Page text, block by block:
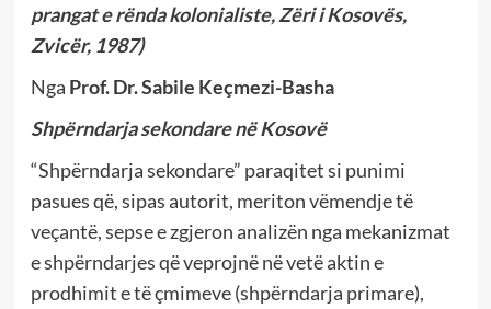
prangat e rënda kolonialiste, Zëri i Kosovës,
Zvicër, 1987)
Nga Prof. Dr. Sabile Keçmezi-Basha
Shpërndarja sekondare në Kosovë
“Shpërndarja sekondare” paraqitet si punimi
pasues që, sipas autorit, meriton vëmendje të
veçantë, sepse e zgjeron analizën nga mekanizmat
e shpërndarjes që veprojnë në vetë aktin e
prodhimit e të çmimeve (shpërndarja primare),